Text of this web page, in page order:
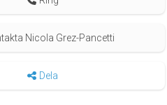
Nicola Grez-Pancetti
Dela